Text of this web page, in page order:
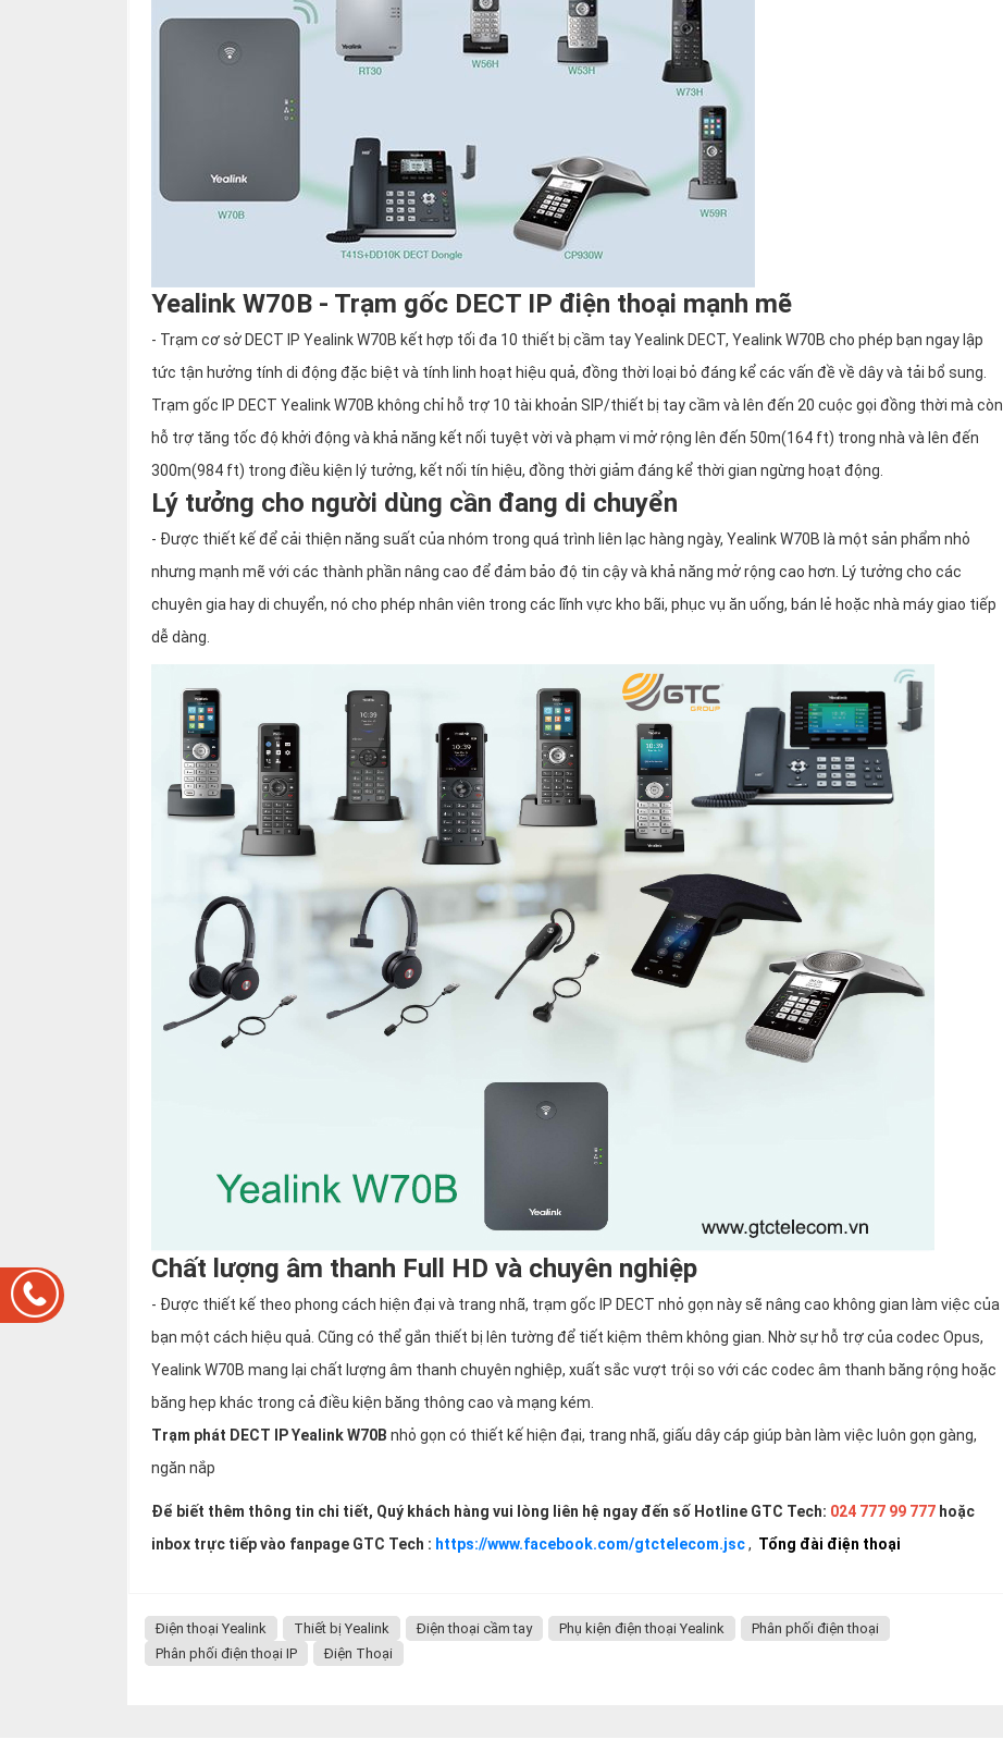
Yealink W70B - Trạm gốc DECT IP điện thoại mạnh mẽ
- Trạm cơ sở DECT IP Yealink W70B kết hợp tối đa 10 thiết bị cầm tay Yealink DECT, Yealink W70B cho phép bạn ngay lập
tức tận hưởng tính di động đặc biệt và tính linh hoạt hiệu quả, đồng thời loại bỏ đáng kể các vấn đề về dây và tải bổ sung.
Trạm gốc IP DECT Yealink W70B không chỉ hỗ trợ 10 tài khoản SIP/thiết bị tay cầm và lên đến 20 cuộc gọi đồng thời mà còn
hỗ trợ tăng tốc độ khởi động và khả năng kết nối tuyệt vời và phạm vi mở rộng lên đến 50m(164 ft) trong nhà và lên đến
300m(984 ft) trong điều kiện lý tưởng, kết nối tín hiệu, đồng thời giảm đáng kể thời gian ngừng hoạt động.
Lý tưởng cho người dùng cần đang di chuyển
- Được thiết kế để cải thiện năng suất của nhóm trong quá trình liên lạc hàng ngày, Yealink W70B là một sản phẩm nhỏ
nhưng mạnh mẽ với các thành phần nâng cao để đảm bảo độ tin cậy và khả năng mở rộng cao hơn. Lý tưởng cho các
chuyên gia hay di chuyển, nó cho phép nhân viên trong các lĩnh vực kho bãi, phục vụ ăn uống, bán lẻ hoặc nhà máy giao tiếp
dễ dàng.
Chất lượng âm thanh Full HD và chuyên nghiệp
- Được thiết kế theo phong cách hiện đại và trang nhã, trạm gốc IP DECT nhỏ gọn này sẽ nâng cao không gian làm việc của
bạn một cách hiệu quả. Cũng có thể gắn thiết bị lên tường để tiết kiệm thêm không gian. Nhờ sự hỗ trợ của codec Opus,
Yealink W70B mang lại chất lượng âm thanh chuyên nghiệp, xuất sắc vượt trội so với các codec âm thanh băng rộng hoặc
băng hẹp khác trong cả điều kiện băng thông cao và mạng kém.
Trạm phát DECT IP Yealink W70B nhỏ gọn có thiết kế hiện đại, trang nhã, giấu dây cáp giúp bàn làm việc luôn gọn gàng,
ngăn nắp
Để biết thêm thông tin chi tiết, Quý khách hàng vui lòng liên hệ ngay đến số Hotline GTC Tech: 024 777 99 777 hoặc
inbox trực tiếp vào fanpage GTC Tech : https://www.facebook.com/gtctelecom.jsc, Tổng đài điện thoại
Điện thoại Yealink Thiết bị Yealink Điện thoại cầm tay Phụ kiện điện thoại Yealink
Phân phối điện thoại
Phân phối điện thoại IP
Điện Thoại